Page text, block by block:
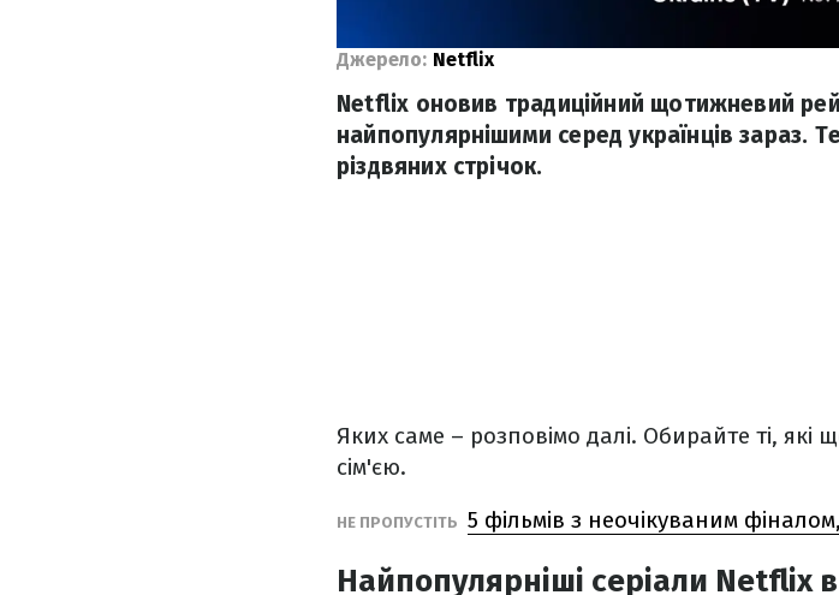
Джерело: Netflix
Netflix оновив традиційний щотижневий
найпопулярнішими серед українців зараз.
різдвяних стрічок.
Яких саме – розповімо далі. Обирайте ті, які
сім'єю.
НЕ ПРОПУСТІТЬ 5 фільмів з неочікуваним
Найпопулярніші серіали Netflix в